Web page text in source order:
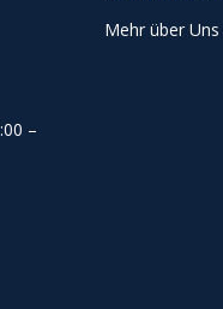
:00 –
Mehr über Uns